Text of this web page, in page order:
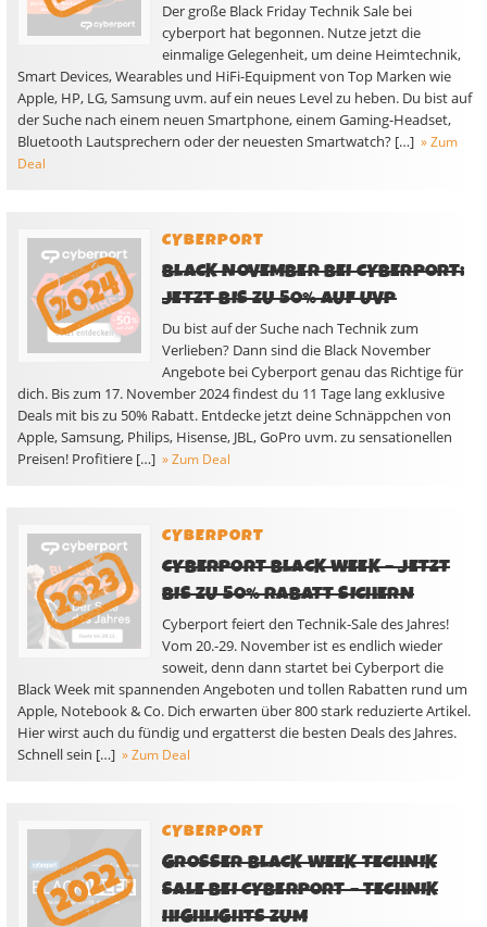
Der große Black Friday Technik Sale bei
cyberport hat begonnen. Nutze jetzt die
einmalige Gelegenheit, um deine Heimtechnik,
Smart Devices, Wearables und HiFi-Equipment von Top Marken wie
Apple, HP, LG, Samsung uvm. auf ein neues Level zu heben. Du bist auf
der Suche nach einem neuen Smartphone, einem Gaming-Headset,
Bluetooth Lautsprechern oder der neuesten Smartwatch? […] » Zum
Deal
CYBERPORT
BLACK NOVEMBER BEI CYBERPORT:
JETZT BIS ZU 50% AUF UVP
Du bist auf der Suche nach Technik zum
Verlieben? Dann sind die Black November
Angebote bei Cyberport genau das Richtige für
dich. Bis zum 17. November 2024 findest du 11 Tage lang exklusive
Deals mit bis zu 50% Rabatt. Entdecke jetzt deine Schnäppchen von
Apple, Samsung, Philips, Hisense, JBL, GoPro uvm. zu sensationellen
Preisen! Profitiere […] » Zum Deal
CYBERPORT
CYBERPORT BLACK WEEK – JETZT
BIS ZU 50% RABATT SICHERN
Cyberport feiert den Technik-Sale des Jahres!
Vom 20.-29. November ist es endlich wieder
soweit, denn dann startet bei Cyberport die
Black Week mit spannenden Angeboten und tollen Rabatten rund um
Apple, Notebook & Co. Dich erwarten über 800 stark reduzierte Artikel.
Hier wirst auch du fündig und ergatterst die besten Deals des Jahres.
Schnell sein […] » Zum Deal
CYBERPORT
GROSSER BLACK WEEK TECHNIK S
ALE BEI CYBERPORT – TECHNIK H
IGHLIGHTS ZUM S